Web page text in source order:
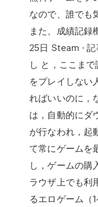
なので、誰でも
また、成績記録
25日 Steam ·
し と，ここま
をプレイしない
ればいいのに，
は，自動的にダ
が行なわれ，起
て常にゲームを
し，ゲームの購
ラウザ上でも利
るエロゲーム（